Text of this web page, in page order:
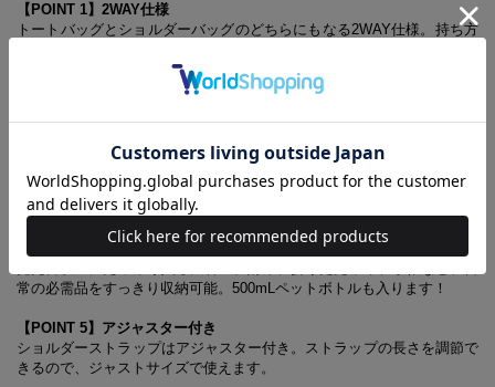
【POINT 1】2WAY仕様
トートバッグとショルダーバッグのどちらにもなる2WAY仕様。持ち方
【POINT 2】自立する便利なつくり
クレイサスの定番であるカメリア柄をモノグラムデザインで型押しし、
高級感のある印象に。ゴールドのロゴもオン。
常の必需品をすっきり収納可能。500mLペットボトルも入ります！
【POINT 5】アジャスター付き
ショルダーストラップはアジャスター付き。ストラップの長さを調節で
きるので、ジャストサイズで使えます。